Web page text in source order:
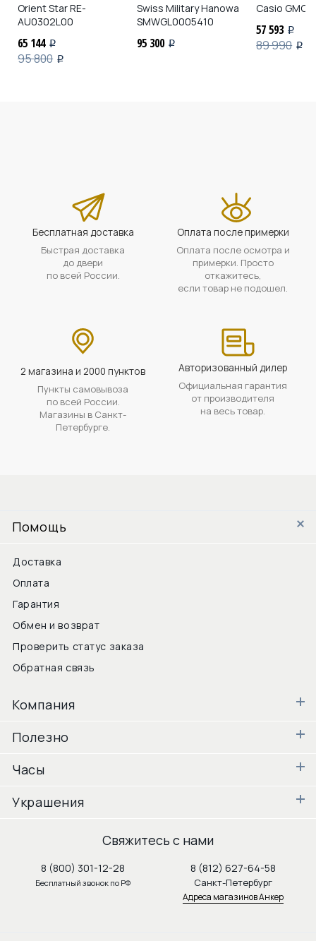
Orient StarRE-
AU0302L00
65 144 i
95 800 i
Swiss Military Hanowa
SMWGL0005410
95 300 i
Casio GMC-
57 593 i
89 990 i
Бесплатная доставка
Быстрая доставка
до двери
по всей России.
Оплата после примерки
Оплата после осмотра и
примерки. Просто
откажитесь,
если товар не подошел.
2 магазина и 2000 пунктов
Пункты самовывоза
по всей России.
Магазины в Санкт-
Петербурге.
Авторизованный дилер
Официальная гарантия
от производителя
на весь товар.
Помощь
Доставка
Оплата
Гарантия
Обмен и возврат
Проверить статус заказа
Обратная связь
Компания
Полезно
Часы
Украшения
Свяжитесь с нами
8 (800) 301-12-28
Бесплатный звонок по РФ
8 (812) 627-64-58
Санкт-Петербург
Адреса магазинов Анкер